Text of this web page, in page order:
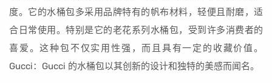
度。它的水桶包多采用品牌特有的帆布材料，轻便且耐磨，适
合日常使用。特别是它的老花系列水桶包，受到许多消费者的
喜爱。这种包不仅实用性强，而且具有一定的收藏价值。
Gucci：Gucci 的水桶包以其创新的设计和独特的美感而闻名。